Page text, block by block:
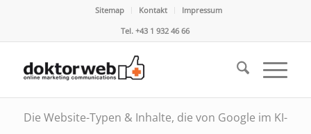
Sitemap Kontakt
Impressum
Tel. +43 1 932 46 66
Die Website-Typen & Inhalte, die von Google im KI-